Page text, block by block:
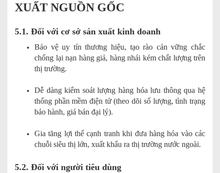
XUẤT NGUỒN GỐC
5.1. Đối với cơ sở sản xuất kinh doanh
Bảo vệ uy tín thương hiệu, tạo rào cản vững chắc
chống lại nạn hàng giả, hàng nhái kém chất lượng trên
thị trường.
Dễ dàng kiểm soát lượng hàng hóa lưu thông qua hệ
thống phần mềm điện tử (theo dõi số lượng, tình trạng
bảo hành, giá bán đại lý).
Gia tăng lợi thế cạnh tranh khi đưa hàng hóa vào các
chuỗi siêu thị lớn, xuất khẩu ra thị trường nước ngoài.
5.2. Đối với người tiêu dùng